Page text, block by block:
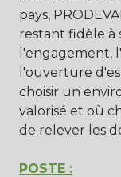
pays,
restant fidèle à
l'engagement,
l'ouverture
choisir un
valorisé et où
de relever les
POSTE :